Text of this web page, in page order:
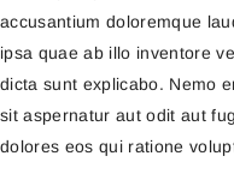
accusantium doloremque
ipsa quae ab illo inventore
dicta sunt explicabo. Nemo
sit aspernatur aut odit aut
dolores eos qui ratione